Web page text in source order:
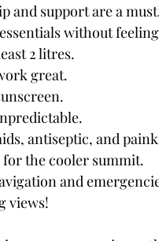
and support are a
without
2 litres.
great.
antiseptic, and
the cooler summit.
and
views!